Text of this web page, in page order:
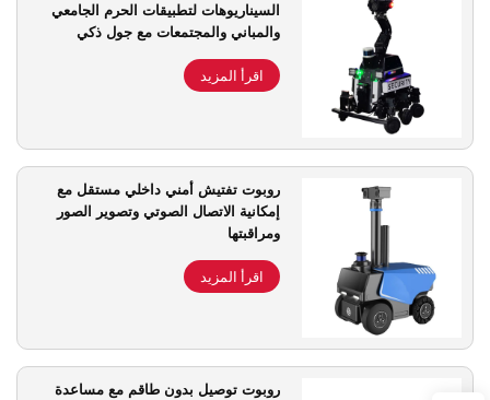
السيناريوهات لتطبيقات الحرم الجامعي
والمباني والمجتمعات مع جول ذكي
اقرأ المزيد
روبوت تفتيش أمني داخلي مستقل مع
إمكانية الاتصال الصوتي وتصوير الصور
ومراقبتها
اقرأ المزيد
روبوت توصيل بدون طاقم مع مساعدة